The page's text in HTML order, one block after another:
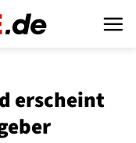
erscheint